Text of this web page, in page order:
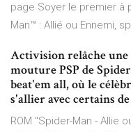
page Soyer le premier à
Man™ : Allié ou Ennemi,
Activision relâche une
mouture PSP de
beat'em all, où le
s'allier avec certains de
ROM "Spider-Man - Allie